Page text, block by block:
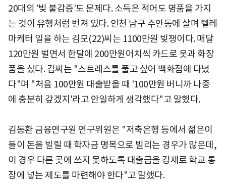
20대의 '빚 불감증'도 문제다. 소득은 적어도 명품을 가지
는 것이 유행처럼 번져 있다. 인천 남구 주안동에 살며 텔레
마케터 일을 하는 김모(22)씨는 1100만원 빚쟁이다. 매달
120만원 벌면서 한달에 200만원어치씩 카드로 옷과 화장
품을 샀다. 김씨는 "스트레스를 풀고 싶어 백화점에 다녔
다"며 "처음 100만원 대출받을 때 '100만원 버니까 나중
에 충분히 갚겠지'라고 안일하게 생각했다"고 말했다.
김동환 금융연구원 연구위원은 "저축은행 등에서 젊은이
들이 돈을 빌릴 때 학자금 명목으로 빌리는 경우가 많은데,
이 경우 다른 곳에 쓰지 못하도록 대출금을 강제로 학교 통
장에 넣는 제도를 마련해야 한다"고 말했다.